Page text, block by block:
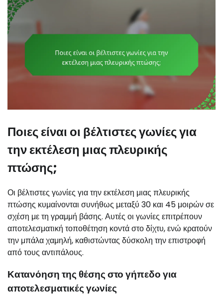
Ποιες είναι οι βέλτιστες γωνίες για
την εκτέλεση μιας πλευρικής
πτώσης;
Οι βέλτιστες γωνίες για την εκτέλεση μιας πλευρικής
πτώσης κυμαίνονται συνήθως μεταξύ 30 και 45 μοιρών σε
σχέση με τη γραμμή βάσης. Αυτές οι γωνίες επιτρέπουν
αποτελεσματική τοποθέτηση κοντά στο δίχτυ, ενώ κρατούν
την μπάλα χαμηλή, καθιστώντας δύσκολη την επιστροφή
από τους αντιπάλους.
Κατανόηση της θέσης στο γήπεδο για
αποτελεσματικές γωνίες